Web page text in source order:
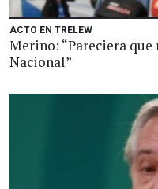
ACTO EN TRELEW
Merino: “Pareciera
Nacional”